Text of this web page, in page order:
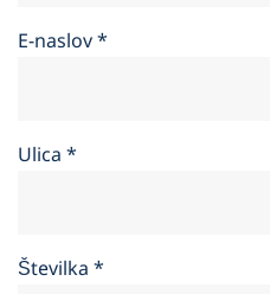
E-naslov*
Ulica *
Številka *